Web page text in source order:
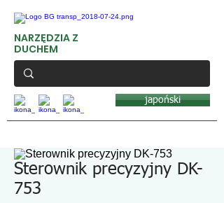
NARZĘDZIA Z
DUCHEM
japoński
Sterownik precyzyjny DK-
753